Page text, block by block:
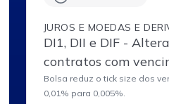
JUROS E MOEDAS E
DI1, DII e DIF -
contratos com
anos
Bolsa reduz o tick size dos
0,01% para 0,005%.